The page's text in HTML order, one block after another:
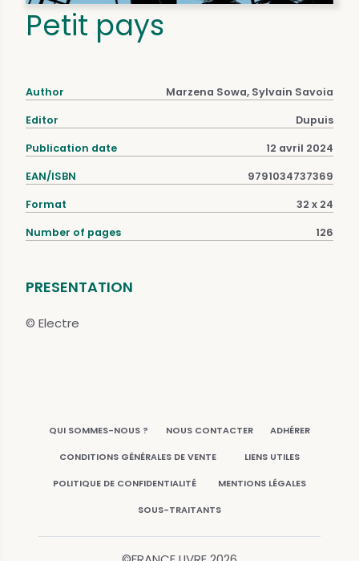
Petit pays
Author Marzena Sowa, Sylvain Savoia
Editor Dupuis
Publication date 12 avril 2024
EAN/ISBN 9791034737369
Format 32 x 24
Number of pages 126
PRESENTATION
© Electre
QUI SOMMES-NOUS ? NOUS CONTACTER ADHÉRER
CONDITIONS GÉNÉRALES DE VENTE LIENS UTILES
POLITIQUE DE CONFIDENTIALITÉ MENTIONS LÉGALES
SOUS-TRAITANTS